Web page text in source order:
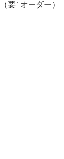
要1オーダー）